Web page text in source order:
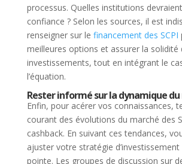
processus. Quelles institutions
confiance ? Selon les sources, il est
renseigner sur le financement des SCPI
meilleures options et assurer la solidité
investissements, tout en intégrant le
l’équation.
Rester informé sur la dynamique
Enfin, pour acérer vos connaissances,
courant des évolutions du marché des
cashback. En suivant ces tendances,
ajuster votre stratégie
pointe. Les groupes de discussion sur